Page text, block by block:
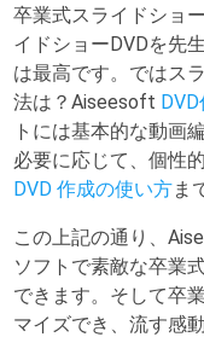
卒業式スライドショ
イドショーDVDを先
は最高です。ではス
法は？Aiseesoft
トには基本的な動画
必要に応じて、個性
DVD 作成の使い方ま
この上記の通り、
ソフトで素敵な卒業
できます。そして卒
マイズでき、流す感